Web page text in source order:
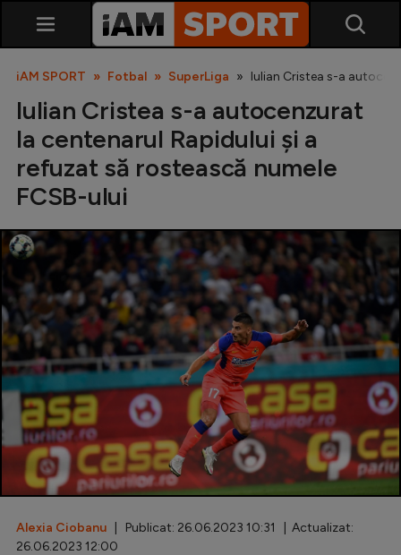
SuperLiga
Liga 2
Cupa României
Echipa Națională
U21
Fotbal feminin
Special
Diverse
Inedit
Clasamente
iAM SPORT Fotbal SuperLiga Iulian Cristea s-a
Iulian Cristea s-a autocenzurat
la centenarul Rapidului și a
refuzat să rostească numele
FCSB-ului
Alexia Ciobanu | Publicat: 26.06.2023 10:31 | Actualizat:
26.06.2023 12:00